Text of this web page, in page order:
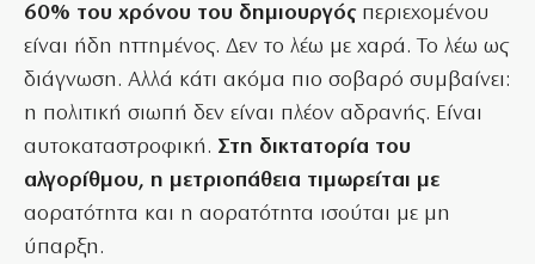
60% του χρόνου του δημιουργός περιεχομένου
είναι ήδη ηττημένος. Δεν το λέω με χαρά. Το λέω ως
διάγνωση. Αλλά κάτι ακόμα πιο σοβαρό συμβαίνει:
η πολιτική σιωπή δεν είναι πλέον αδρανής. Είναι
αυτοκαταστροφική. Στη δικτατορία του
αλγορίθμου, η μετριοπάθεια τιμωρείται με
αορατότητα και η αορατότητα ισούται με μη
ύπαρξη.